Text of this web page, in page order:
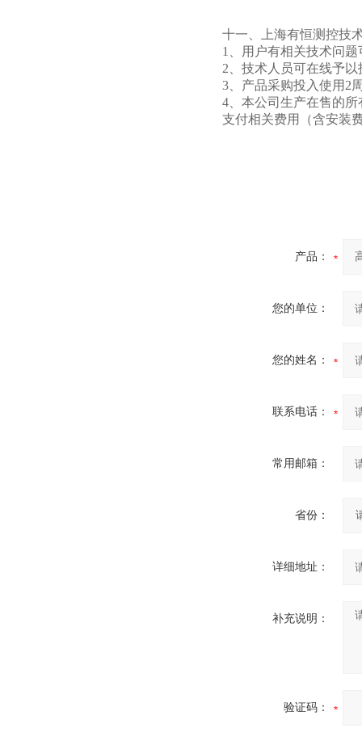
十一、上海有恒测控技
1、用户有相关技术问
2、技术人员可在线予
3、产品采购投入使用2
4、本公司生产在售的
支付相关费用（含安装
产品：
您的单位：
您的姓名：
联系电话：
常用邮箱：
省份：
详细地址：
补充说明：
验证码：